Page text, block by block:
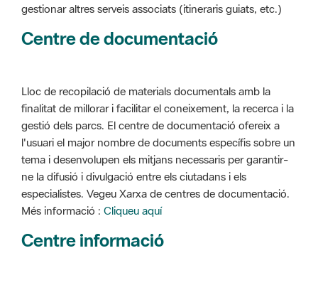
gestionar altres serveis associats (itineraris guiats, etc.)
Centre de documentació
Lloc de recopilació de materials documentals amb la
finalitat de millorar i facilitar el coneixement, la recerca i la
gestió dels parcs. El centre de documentació ofereix a
l'usuari el major nombre de documents específis sobre un
tema i desenvolupen els mitjans necessaris per garantir-
ne la difusió i divulgació entre els ciutadans i els
especialistes. Vegeu Xarxa de centres de documentació.
Més informació : Cliqueu aquí
Centre informació